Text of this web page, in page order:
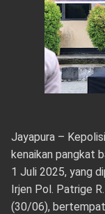
Jayapura –
kenaikan pangkat
1 Juli 2025, yang
Irjen Pol. Patrige R.
(30/06), bertempat